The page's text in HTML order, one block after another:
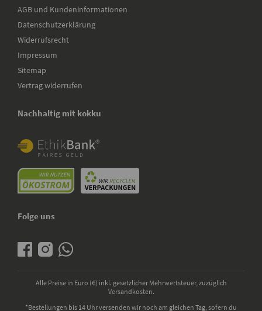
AGB und Kundeninformationen
Datenschutzerklärung
Widerrufsrecht
Impressum
Sitemap
Vertrag widerrufen
Nachhaltig mit kokku
Folge uns
Alle Preise in Euro (€) inkl. gesetzlicher Mehrwertsteuer, zuzüglich
Versandkosten.
*Bestellungen bis 14 Uhr versenden wir noch am gleichen Tag, sofern du